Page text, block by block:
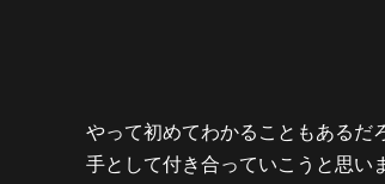
やって初めてわかることもあるだ
手として付き合っていこうと思い